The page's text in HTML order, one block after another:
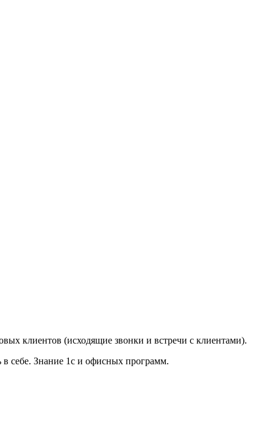
клиентов (исходящие звонки и встречи с клиентами).
в себе. Знание 1с и офисных программ.